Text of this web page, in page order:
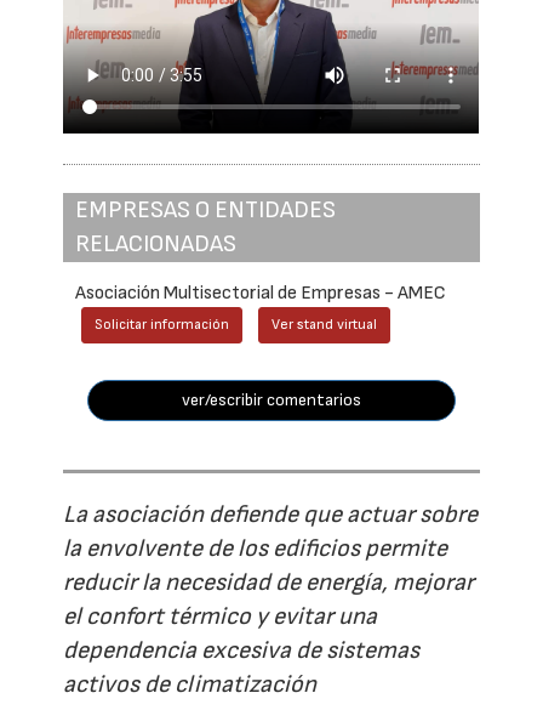
EMPRESAS O ENTIDADES
RELACIONADAS
Asociación Multisectorial de Empresas - AMEC
Solicitar información Ver stand virtual
ver/escribir comentarios
La asociación defiende que actuar sobre
la envolvente de los edificios permite
reducir la necesidad de energía, mejorar
el confort térmico y evitar una
dependencia excesiva de sistemas
activos de climatización